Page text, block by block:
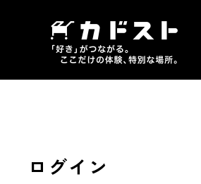
ログイン